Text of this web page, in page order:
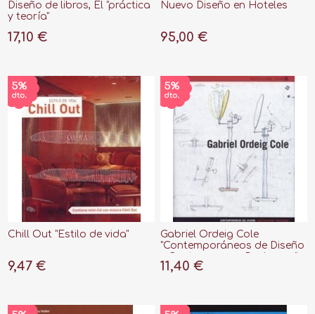
Diseño de libros, El "práctica
y teoría"
17,10 €
Nuevo Diseño en Hoteles
95,00 €
Chill Out "Estilo de vida"
9,47 €
Gabriel Ordeig Cole
"Contemporáneos de Diseño
11,40 €